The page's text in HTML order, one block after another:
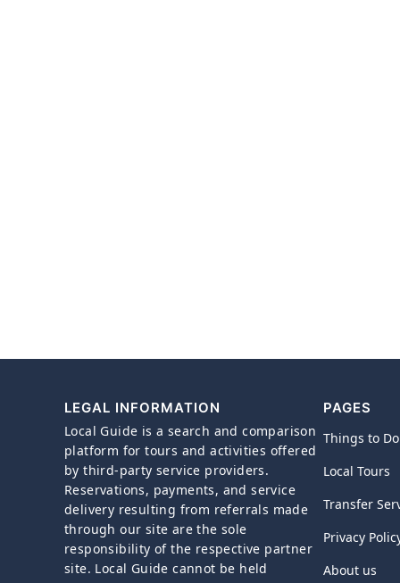
LEGAL INFORMATION
Local Guide is a search and comparison
platform for tours and activities offered
by third-party service providers.
Reservations, payments, and service
delivery resulting from referrals made
through our site are the sole
responsibility of the respective partner
site. Local Guide cannot be held
PAGES
Things to Do
Local Tours
Transfer
Privacy
About us